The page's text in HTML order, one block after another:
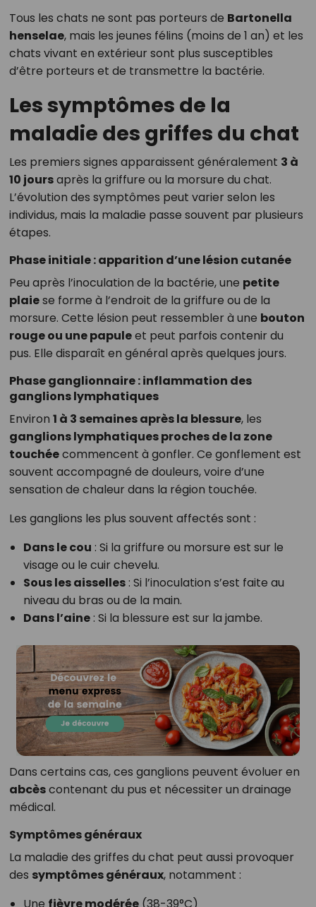
Tous les chats ne sont pas porteurs de Bartonella
henselae, mais les jeunes félins (moins de 1 an) et les
chats vivant en extérieur sont plus susceptibles
d’être porteurs et de transmettre la bactérie.
Les symptômes de la
maladie des griffes du chat
Les premiers signes apparaissent généralement 3 à
10 joursaprès la griffure ou la morsure du chat.
L’évolution des symptômes peut varier selon les
individus, mais la maladie passe souvent par plusieurs
étapes.
Phase initiale : apparition d’une lésion cutanée
Peu après l’inoculation de la bactérie, une petite
plaiese forme à l’endroit de la griffure ou de la
morsure. Cette lésion peut ressembler à une bouton
rouge ou une papuleet peut parfois contenir du
pus. Elle disparaît en général après quelques jours.
Phase ganglionnaire : inflammation des
ganglions lymphatiques
Environ 1 à 3 semaines après la blessure, les
ganglions lymphatiques proches de la zone
touchéecommencent à gonfler. Ce gonflement est
souvent accompagné de douleurs, voire d’une
sensation de chaleur dans la région touchée.
Les ganglions les plus souvent affectés sont :
Dans le cou : Si la griffure ou morsure est sur le
visage ou le cuir chevelu.
Sous les aisselles: Si l’inoculation s’est faite au
niveau du bras ou de la main.
Dans l’aine: Si la blessure est sur la jambe.
Dans certains cas, ces ganglions peuvent évoluer en
abcèscontenant du pus et nécessiter un drainage
médical.
Symptômes généraux
La maladie des griffes du chat peut aussi provoquer
des symptômes généraux, notamment :